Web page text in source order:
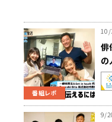
番組レポ
10/
俳
の
9/